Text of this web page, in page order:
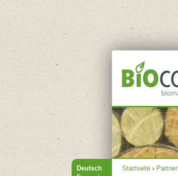
Sie sind hier
Startseite › Partner
Deutsch